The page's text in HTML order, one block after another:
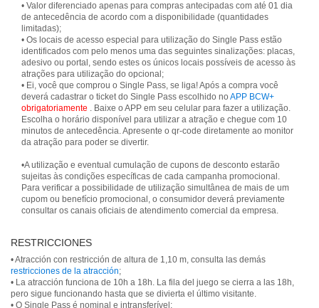
• Valor diferenciado apenas para compras antecipadas com até 01 dia
de antecedência de acordo com a disponibilidade (quantidades
limitadas);
• Os locais de acesso especial para utilização do Single Pass estão
identificados com pelo menos uma das seguintes sinalizações: placas,
adesivo ou portal, sendo estes os únicos locais possíveis de acesso às
atrações para utilização do opcional;
• Ei, você que comprou o Single Pass, se liga! Após a compra você
deverá cadastrar o ticket do Single Pass escolhido no APP BCW+
obrigatoriamente . Baixe o APP em seu celular para fazer a utilização.
Escolha o horário disponível para utilizar a atração e chegue com 10
minutos de antecedência. Apresente o qr-code diretamente ao monitor
da atração para poder se divertir.
•A utilização e eventual cumulação de cupons de desconto estarão
sujeitas às condições específicas de cada campanha promocional.
Para verificar a possibilidade de utilização simultânea de mais de um
cupom ou benefício promocional, o consumidor deverá previamente
consultar os canais oficiais de atendimento comercial da empresa.
RESTRICCIONES
• Atracción con restricción de altura de 1,10 m, consulta las demás
restricciones de la atracción;
• La atracción funciona de 10h a 18h. La fila del juego se cierra a las 18h,
pero sigue funcionando hasta que se divierta el último visitante.
• O Single Pass é nominal e intransferível;